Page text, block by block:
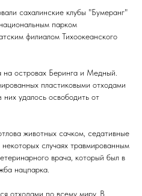
сахалинские клубы "Бумеранг"
парком
филиалом Тихоокеанского
на островах Беринга и Медный.
пластиковыми отходами
удалось освободить от
животных сачком, седативные
случаях травмированным
врача, который был в
нацпарка.
отходами по всему миру. В